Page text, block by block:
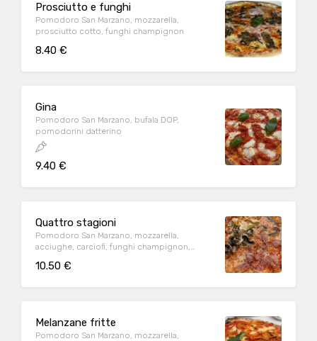
Prosciutto e funghi
Pomodoro San Marzano, mozzarella,
prosciutto cotto, funghi champignon
8.40 €
Gina
Pomodoro San Marzano, bufala DOP,
pomodorini datterino
9.40 €
Quattro stagioni
Pomodoro San Marzano, mozzarella,
acciughe, carciofi, funghi champignon,
10.50 €
Melanzane fritte
Pomodoro San Marzano, mozzarella,